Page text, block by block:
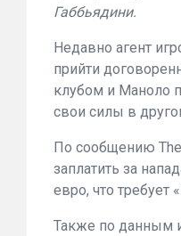
Габбьядини.
Недавно агент
прийти
клубом и Маноло
свои силы в
По сообщению The
заплатить за
евро, что требует
Также по данным